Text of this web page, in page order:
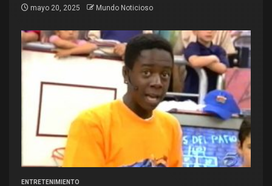
mayo 20, 2025 Mundo Noticioso
ENTRETENIMIENTO